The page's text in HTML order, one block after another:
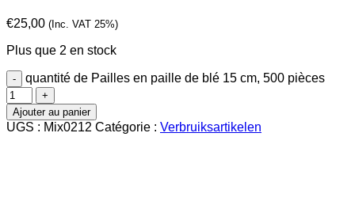
€25,00 (Inc. VAT 25%)
Plus que 2 en stock
quantité de Pailles en paille de blé 15 cm, 500 pièces
Ajouter au panier
UGS : Mix0212 Catégorie : Verbruiksartikelen